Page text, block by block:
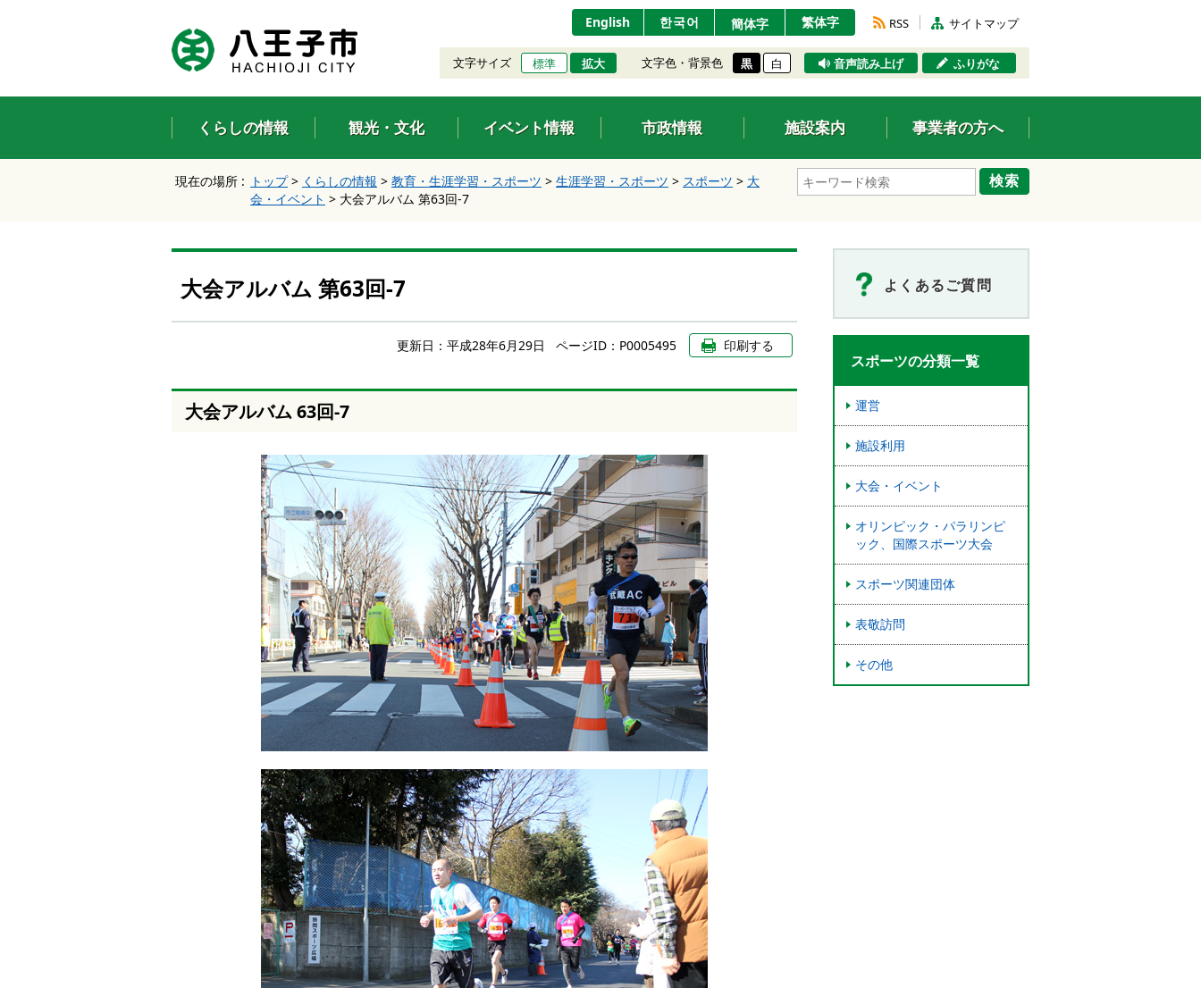
ン
タ
ー
キ
ナ
ビ
ョ
を
キ
て
English 한국어 簡体字 繁体字 RSS サイトマップ
文字サイズ 標準 拡大 文字色・背景色 黒 白 音声読み上げ ふりがな
くらしの情報 観光・文化 イベント情報 市政情報 施設案内 事業者の方へ
検索
現在の場所 : トップ> くらしの情報 > 教育・生涯学習・スポーツ > 生涯学習・スポーツ > スポーツ > 大
会・イベント > 大会アルバム 第63回-7
大会アルバム 第63回-7
更新日： 平成28年6月29日 ページID：P0005495 印刷する
大会アルバム 63回-7
よくあるご質問
スポーツの分類一覧
運営
施設利用
大会・イベント
オリンピック・パラリンピ
ック、国際スポーツ大会
スポーツ関連団体
表敬訪問
その他